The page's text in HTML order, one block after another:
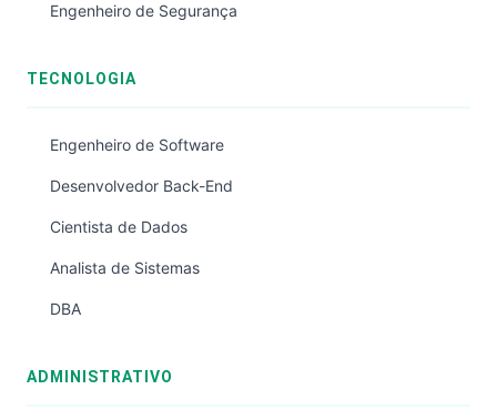
Engenheiro de Segurança
TECNOLOGIA
Engenheiro de Software
Desenvolvedor Back-End
Cientista de Dados
Analista de Sistemas
DBA
ADMINISTRATIVO